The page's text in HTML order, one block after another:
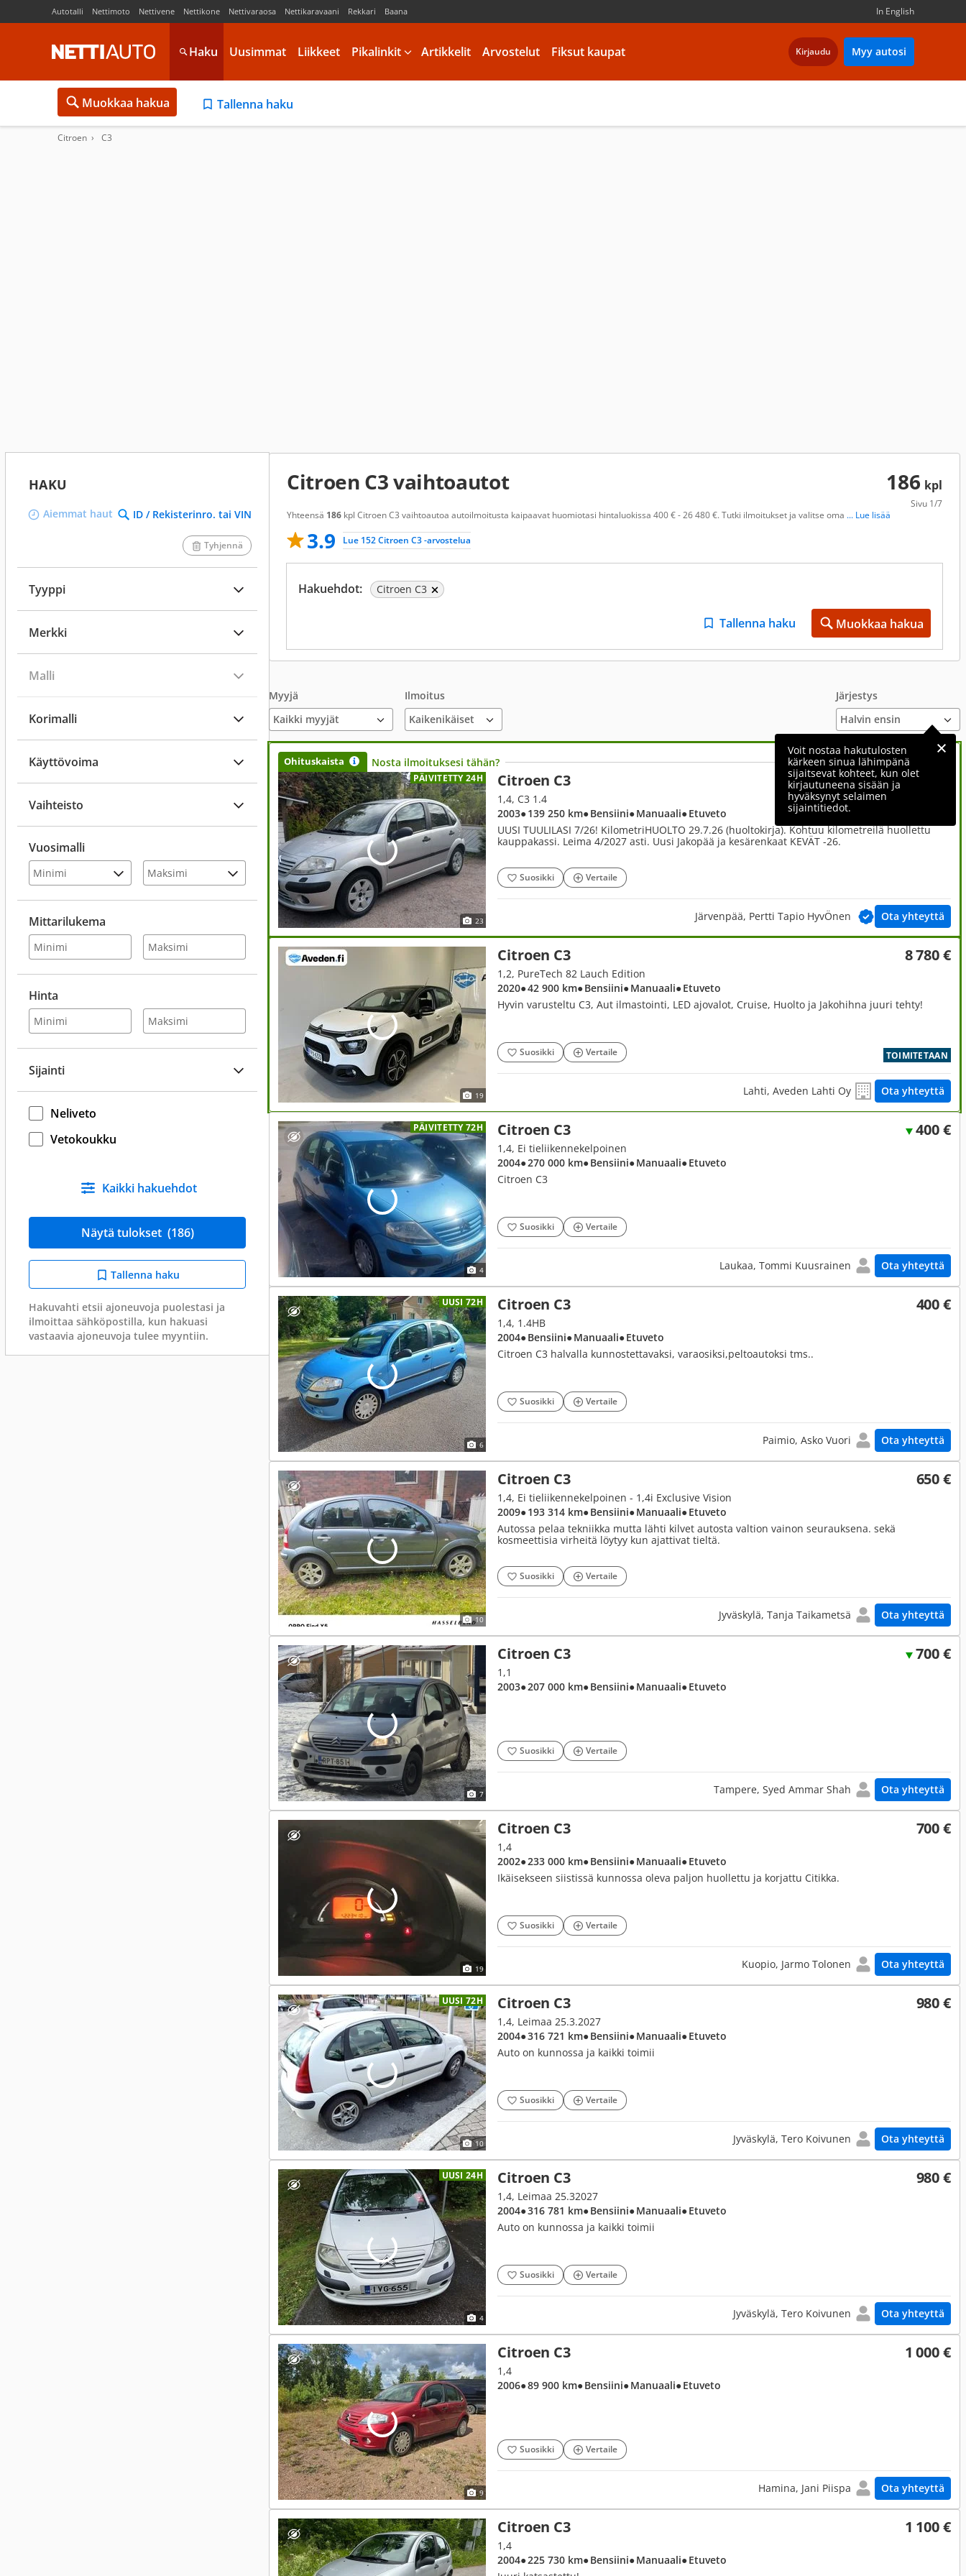
Autotalli Nettimoto Nettivene Nettikone Nettivaraosa Nettikaravaani Rekkari Baana In English
Haku Uusimmat Liikkeet Pikalinkit Artikkelit Arvostelut Fiksut kaupat Kirjaudu Myy autosi
Muokkaa hakua Tallenna haku
Citroen C3
HAKU
Aiemmat haut ID / Rekisterinro. tai VIN
Tyhjennä
Tyyppi
Merkki
Malli
Korimalli
Käyttövoima
Vaihteisto
Vuosimalli
Mittarilukema
Hinta
Sijainti
Neliveto
Vetokoukku
Kaikki hakuehdot
Näytä tulokset (186)
Tallenna haku
Hakuvahti etsii ajoneuvoja puolestasi ja
ilmoittaa sähköpostilla, kun hakuasi
vastaavia ajoneuvoja tulee myyntiin.
186 kpl
Sivu 1/7
Citroen C3 vaihtoautot
Yhteensä 186 kpl Citroen C3 vaihtoautoa autoilmoitusta kaipaavat huomiotasi hintaluokissa 400 € - 26 480 €. Tutki ilmoitukset ja valitse oma ... Lue lisää
3.9 Lue 152 Citroen C3 -arvostelua
Hakuehdot: Citroen C3
Tallenna haku Muokkaa hakua
Myyjä
Kaikki myyjät
Ilmoitus Järjestys
Voit nostaa hakutulosten
kärkeen sinua lähimpänä
sijaitsevat kohteet, kun olet
kirjautuneena sisään ja
hyväksynyt selaimen
sijaintitiedot.
Ohituskaista Nosta ilmoituksesi tähän?
PÄIVITETTY 24H
23
Citroen C3 1 700 €
1,4, C3 1.4
2003● 139 250 km● Bensiini● Manuaali● Etuveto
UUSI TUULILASI 7/26! KilometriHUOLTO 29.7.26 (huoltokirja). Kohtuu kilometreilä huollettu
kauppakassi. Leima 4/2027 asti. Uusi Jakopää ja kesärenkaat KEVÄT -26.
Suosikki Vertaile
Järvenpää, Pertti Tapio HyvÖnen Ota yhteyttä
19
Citroen C3 8 780 €
TOIMITETAAN
1,2, PureTech 82 Lauch Edition
2020● 42 900 km● Bensiini● Manuaali● Etuveto
Hyvin varusteltu C3, Aut ilmastointi, LED ajovalot, Cruise, Huolto ja Jakohihna juuri tehty!
Suosikki Vertaile
Lahti, Aveden Lahti Oy Ota yhteyttä
PÄIVITETTY 72H
4
Citroen C3 400 €
1,4, Ei tieliikennekelpoinen
2004● 270 000 km● Bensiini● Manuaali● Etuveto
Citroen C3
Suosikki Vertaile
Laukaa, Tommi Kuusrainen Ota yhteyttä
UUSI 72H
6
Citroen C3 400 €
1,4, 1.4HB
2004● Bensiini● Manuaali● Etuveto
Citroen C3 halvalla kunnostettavaksi, varaosiksi,peltoautoksi tms..
Suosikki Vertaile
Paimio, Asko Vuori Ota yhteyttä
10
Citroen C3 650 €
1,4, Ei tieliikennekelpoinen - 1,4i Exclusive Vision
2009● 193 314 km● Bensiini● Manuaali● Etuveto
Autossa pelaa tekniikka mutta lähti kilvet autosta valtion vainon seurauksena. sekä
kosmeettisia virheitä löytyy kun ajattivat tieltä.
Suosikki Vertaile
Jyväskylä, Tanja Taikametsä Ota yhteyttä
7
Citroen C3 700 €
1,1
2003● 207 000 km● Bensiini● Manuaali● Etuveto
Suosikki Vertaile
Tampere, Syed Ammar Shah Ota yhteyttä
19
Citroen C3 700 €
1,4
2002● 233 000 km● Bensiini● Manuaali● Etuveto
Ikäisekseen siistissä kunnossa oleva paljon huollettu ja korjattu Citikka.
Suosikki Vertaile
Kuopio, Jarmo Tolonen Ota yhteyttä
UUSI 72H
10
Citroen C3 980 €
1,4, Leimaa 25.3.2027
2004● 316 721 km● Bensiini● Manuaali● Etuveto
Auto on kunnossa ja kaikki toimii
Suosikki Vertaile
Jyväskylä, Tero Koivunen Ota yhteyttä
UUSI 24H
4
Citroen C3 980 €
1,4, Leimaa 25.32027
2004● 316 781 km● Bensiini● Manuaali● Etuveto
Auto on kunnossa ja kaikki toimii
Suosikki Vertaile
Jyväskylä, Tero Koivunen Ota yhteyttä
9
Citroen C3 1 000 €
1,4
2006● 89 900 km● Bensiini● Manuaali● Etuveto
Suosikki Vertaile
Hamina, Jani Piispa Ota yhteyttä
Citroen C3 1 100 €
1,4
2004● 225 730 km● Bensiini● Manuaali● Etuveto